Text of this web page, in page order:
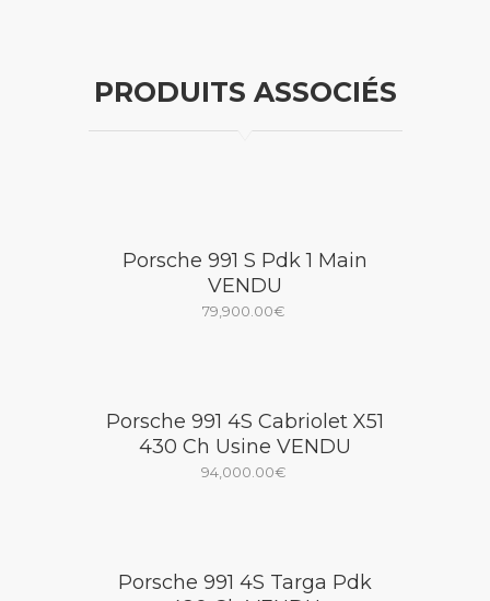
PRODUITS ASSOCIÉS
Porsche 991 S Pdk 1 Main
VENDU
79,900.00€
Porsche 991 4S Cabriolet X51
430 Ch Usine VENDU
94,000.00€
Porsche 991 4S Targa Pdk